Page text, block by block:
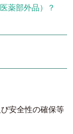
薬部外品）？
安全性の確保等